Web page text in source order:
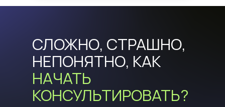
СЛОЖНО, СТРАШНО,
НЕПОНЯТНО, КАК
НАЧАТЬ
КОНСУЛЬТИРОВАТЬ?